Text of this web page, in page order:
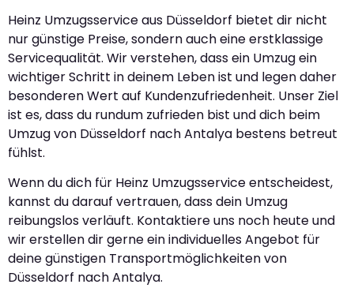
Heinz Umzugsservice aus Düsseldorf bietet dir nicht
nur günstige Preise, sondern auch eine erstklassige
Servicequalität. Wir verstehen, dass ein Umzug ein
wichtiger Schritt in deinem Leben ist und legen daher
besonderen Wert auf Kundenzufriedenheit. Unser Ziel
ist es, dass du rundum zufrieden bist und dich beim
Umzug von Düsseldorf nach Antalya bestens betreut
fühlst.
Wenn du dich für Heinz Umzugsservice entscheidest,
kannst du darauf vertrauen, dass dein Umzug
reibungslos verläuft. Kontaktiere uns noch heute und
wir erstellen dir gerne ein individuelles Angebot für
deine günstigen Transportmöglichkeiten von
Düsseldorf nach Antalya.